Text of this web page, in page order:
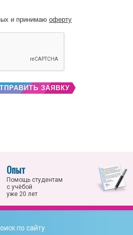
и принимаю оферту
ЗАЯВКУ
Опыт
Помощь студентам
с учёбой
уже 20 лет
по сайту